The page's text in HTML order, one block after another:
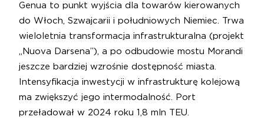
Genua to punkt wyjścia dla towarów kierowanych
do Włoch, Szwajcarii i południowych Niemiec. Trwa
wieloletnia transformacja infrastrukturalna (projekt
„Nuova Darsena”), a po odbudowie mostu Morandi
jeszcze bardziej wzrośnie dostępność miasta.
Intensyfikacja inwestycji w infrastrukturę kolejową
ma zwiększyć jego intermodalność. Port
przeładował w 2024 roku 1,8 mln TEU.